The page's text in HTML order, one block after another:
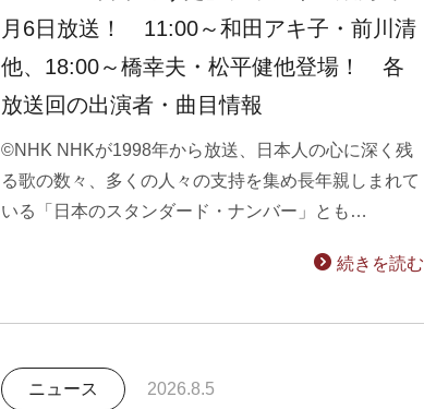
月6日放送！ 11:00～和田アキ子・前川清
他、18:00～橋幸夫・松平健他登場！ 各
放送回の出演者・曲目情報
©NHK NHKが1998年から放送、日本人の心に深く残
る歌の数々、多くの人々の支持を集め長年親しまれて
いる「日本のスタンダード・ナンバー」とも…
続きを読む
ニュース 2026.8.5